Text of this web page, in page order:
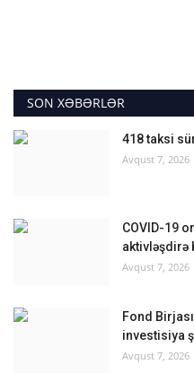
SON XƏBƏRLƏR
418 taksi
Avqust 7, 2026
COVID-19
aktivləşdirə
Avqust 7, 2026
Fond
investisiya
Avqust 7, 2026